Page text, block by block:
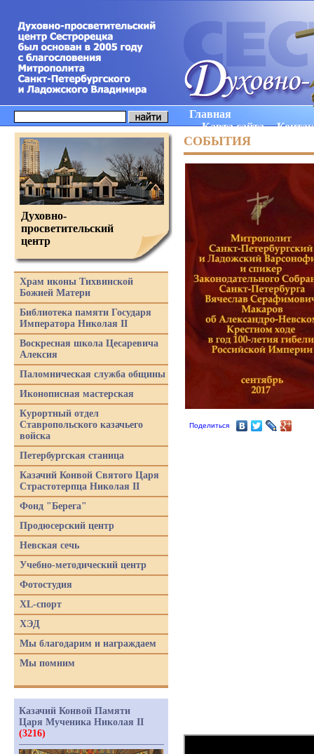
Главная
Карта сайта
СОБЫТИЯ
Поделиться
Духовно-
просветительский
центр
Храм иконы Тихвинской
Божией Матери
Библиотека памяти Государя
Императора Николая II
Воскресная школа Цесаревича
Алексия
Паломническая служба общины
Иконописная мастерская
Курортный отдел
Ставропольского казачьего
войска
Петербургская станица
Казачий Конвой Святого Царя
Страстотерпца Николая II
Фонд "Берега"
Продюсерский центр
Невская сечь
Учебно-методический центр
Фотостудия
XL-спорт
ХЭД
Мы благодарим и награждаем
Мы помним
Казачий Конвой Памяти
Царя Мученика Николая II
(3216)